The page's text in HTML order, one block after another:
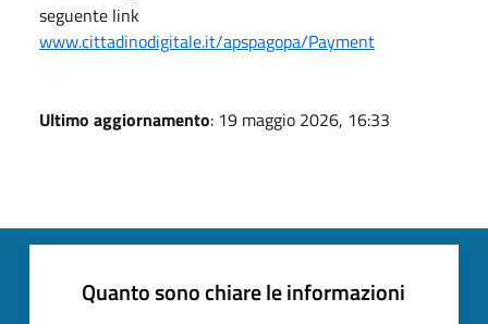
seguente link
www.cittadinodigitale.it/apspagopa/Payment
Ultimo aggiornamento: 19 maggio 2026, 16:33
Quanto sono chiare le informazioni